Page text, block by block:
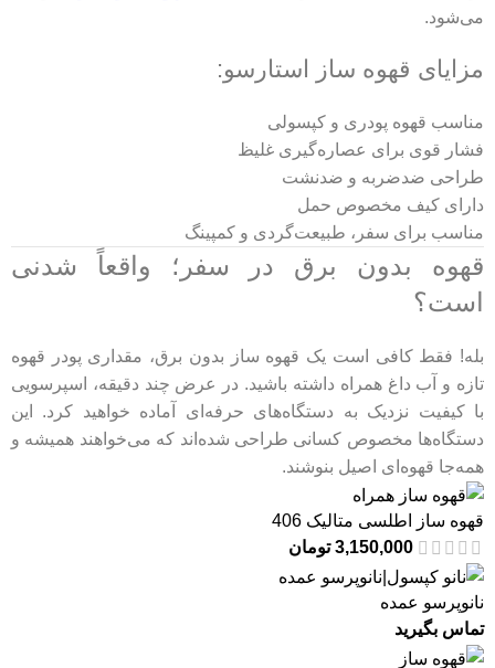
می‌شود.
مزایای قهوه ساز استارسو:
مناسب قهوه پودری و کپسولی
فشار قوی برای عصاره‌گیری غلیظ
طراحی ضدضربه و ضدنشت
دارای کیف مخصوص حمل
مناسب برای سفر، طبیعت‌گردی و کمپینگ
قهوه بدون برق در سفر؛ واقعاً شدنی
است؟
بله! فقط کافی است یک قهوه ساز بدون برق، مقداری پودر قهوه
تازه و آب داغ همراه داشته باشید. در عرض چند دقیقه، اسپرسویی
با کیفیت نزدیک به دستگاه‌های حرفه‌ای آماده خواهید کرد. این
دستگاه‌ها مخصوص کسانی طراحی شده‌اند که می‌خواهند همیشه و
همه‌جا قهوه‌ای اصیل بنوشند.
قهوه ساز اطلسی متالیک 406
3,150,000 تومان
نانوپرسو عمده
تماس بگیرید